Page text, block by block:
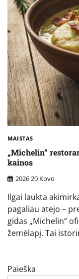
MAISTAS
„Michelin“
kainos
2026 20 Kovo
Ilgai laukta
pagaliau atėjo –
gidas „Michelin“
žemėlapį. Tai
Paieška